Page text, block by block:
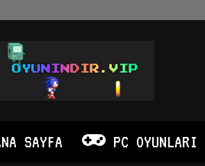
SAYFA PC OYUNLARI